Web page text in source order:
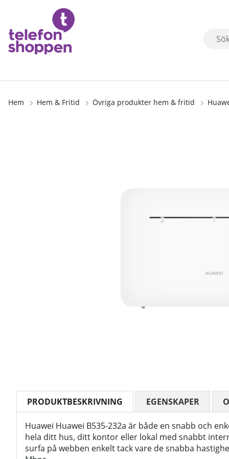
Hem Hem & Fritid Övriga produkter hem & fritid
PRODUKTBESKRIVNING
Huawei Huawei B535-232a är både en snabb och
hela ditt hus, ditt kontor eller lokal med snabbt
surfa på webben enkelt tack vare de snabba
EGENSKAPER